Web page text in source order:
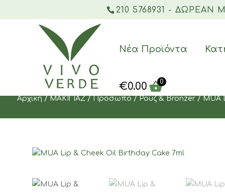
210 5768931 -
Νέα Προϊόντα
€0.00 0
Αρχική / ΜΑΚΙΓΙΑΖ/ Πρόσωπο / Ρουζ & Bronzer/ MUA